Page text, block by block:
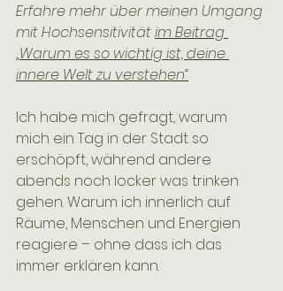
Erfahre mehr über meinen Umgang
mit Hochsensitivität im Beitrag
„Warum es so wichtig ist, deine
innere Welt zu verstehen“
Ich habe mich gefragt, warum
mich ein Tag in der Stadt so
erschöpft, während andere
abends noch locker was trinken
gehen. Warum ich innerlich auf
Räume, Menschen und Energien
reagiere – ohne dass ich das
immer erklären kann.